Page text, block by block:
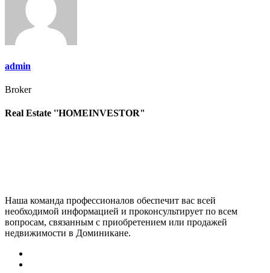
admin
Broker
Real Estate ''HOMEINVESTOR"
Наша команда профессионалов обеспечит вас всей
необходимой информацией и проконсультирует по всем
вопросам, связанным с приобретением или продажей
недвижимости в Доминикане.